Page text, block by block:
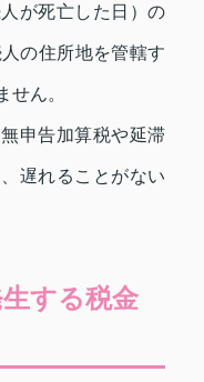
が死亡した日）の
の住所地を管轄す
せん。
申告加算税や延滞
遅れることがない
する税金